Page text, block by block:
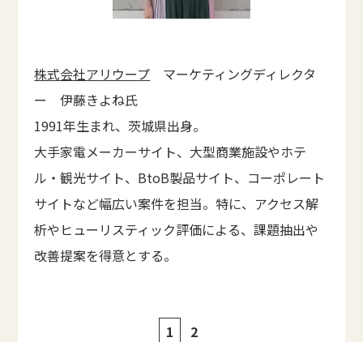
株式会社アリウープ マーケティングディレクタ
ー 伊藤きよね氏
1991年生まれ、茨城県出身。
大手家電メーカーサイト、大型商業施設やホテ
ル・観光サイト、BtoB製品サイト、コーポレート
サイトなど幅広い案件を担当。特に、アクセス解
析やヒューリスティック評価による、課題抽出や
改善提案を得意とする。
1 2